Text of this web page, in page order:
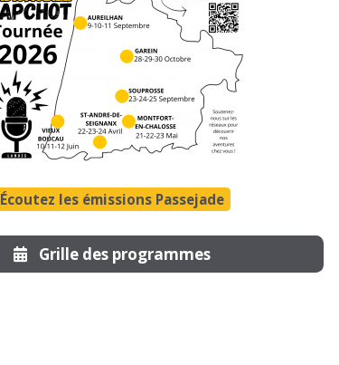
Écoutez les émissions Passejade
Grille des programmes